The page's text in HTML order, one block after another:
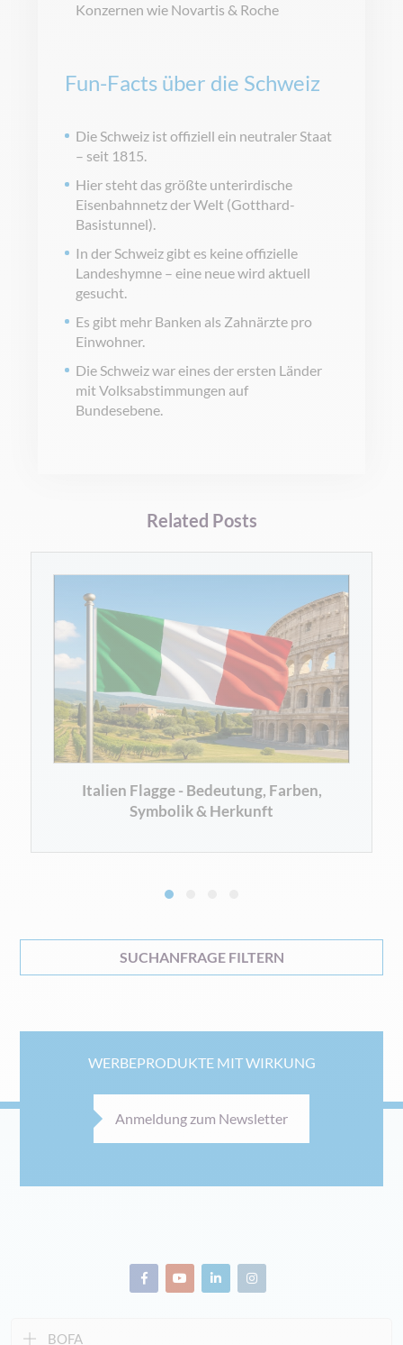
Konzernen wie Novartis & Roche
Fun-Facts über die Schweiz
Die Schweiz ist offiziell ein neutraler Staat
– seit 1815.
Hier steht das größte unterirdische
Eisenbahnnetz der Welt (Gotthard-
Basistunnel).
In der Schweiz gibt es keine offizielle
Landeshymne – eine neue wird aktuell
gesucht.
Es gibt mehr Banken als Zahnärzte pro
Einwohner.
Die Schweiz war eines der ersten Länder
mit Volksabstimmungen auf
Bundesebene.
Related Posts
Italien Flagge - Bedeutung, Farben,
Symbolik & Herkunft
SUCHANFRAGE FILTERN
WERBEPRODUKTE MIT WIRKUNG
Anmeldung zum Newsletter
BOFA